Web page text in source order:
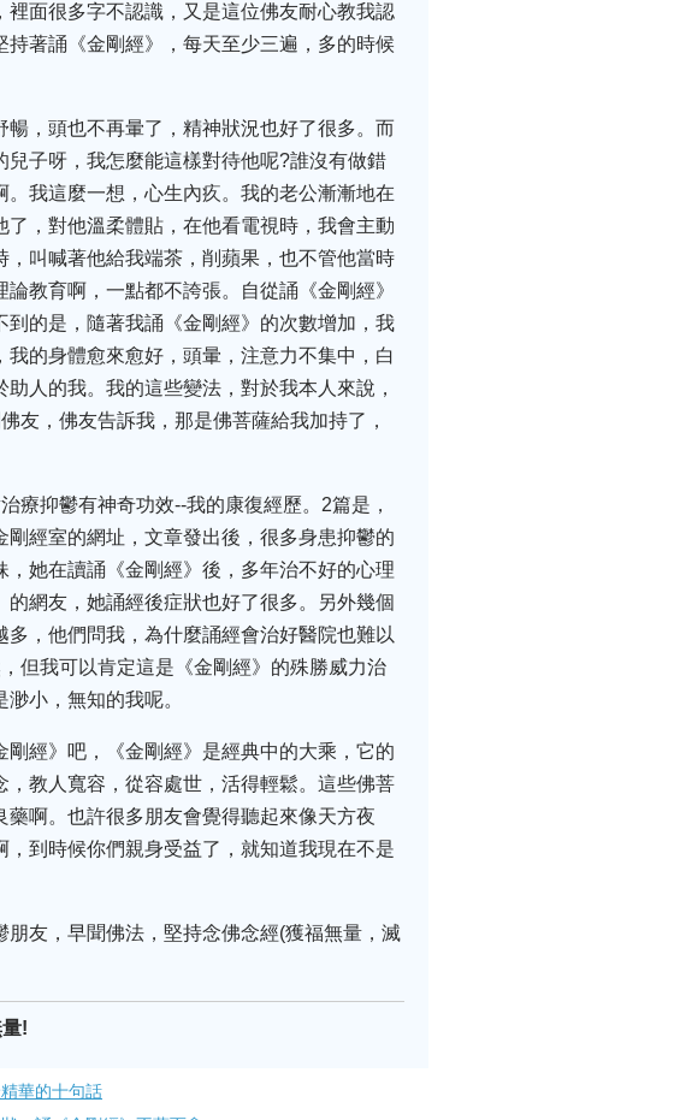
面很多字不認識，又是這位佛友耐心教我認
著誦《金剛經》，每天至少三遍，多的時候
，頭也不再暈了，精神狀況也好了很多。而
子呀，我怎麼能這樣對待他呢?誰沒有做錯
我這麼一想，心生內疚。我的老公漸漸地在
，對他溫柔體貼，在他看電視時，我會主動
叫喊著他給我端茶，削蘋果，也不管他當時
教育啊，一點都不誇張。自從誦《金剛經》
的是，隨著我誦《金剛經》的次數增加，我
的身體愈來愈好，頭暈，注意力不集中，白
人的我。我的這些變法，對於我本人來說，
友，佛友告訴我，那是佛菩薩給我加持了，
療抑鬱有神奇功效--我的康復經歷。2篇是，
經室的網址，文章發出後，很多身患抑鬱的
她在讀誦《金剛經》後，多年治不好的心理
網友，她誦經後症狀也好了很多。另外幾個
，他們問我，為什麼誦經會治好醫院也難以
但我可以肯定這是《金剛經》的殊勝威力治
小，無知的我呢。
經》吧，《金剛經》是經典中的大乘，它的
教人寬容，從容處世，活得輕鬆。這些佛菩
啊。也許很多朋友會覺得聽起來像天方夜
到時候你們親身受益了，就知道我現在不是
友，早聞佛法，堅持念佛念經(獲福無量，滅
!
精華的十​句話